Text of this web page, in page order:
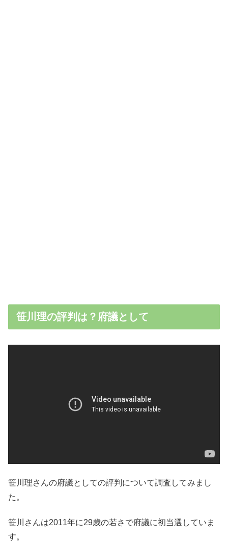
笹川理の評判は？府議として
笹川理さんの府議としての評判について調査してみまし
た。
笹川さんは2011年に29歳の若さで府議に初当選していま
す。